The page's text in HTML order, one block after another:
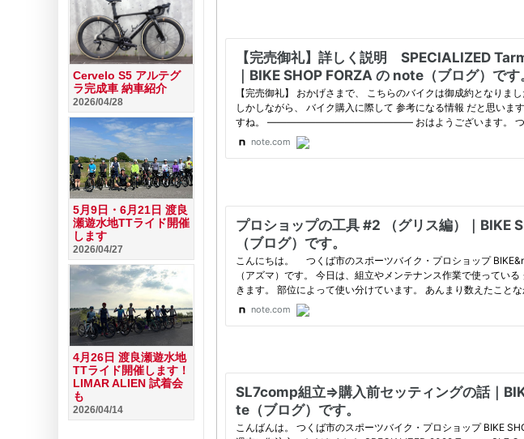
Cervelo S5 アルテグ
ラ完成車 納車紹介
2026/04/28
5月9日・6月21日 渡良
瀬遊水地TTライド開催
します
2026/04/27
4月26日 渡良瀬遊水地
TTライド開催します！
LIMAR ALIEN 試着会
も
2026/04/14